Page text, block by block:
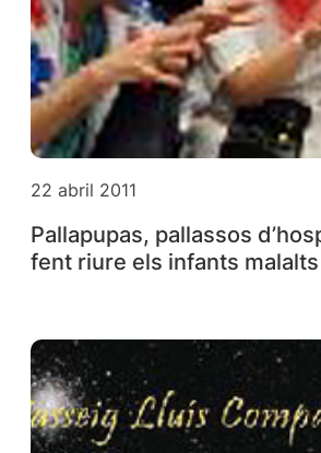
22 abril 2011
Pallapupas, pallassos
fent riure els infants malalts